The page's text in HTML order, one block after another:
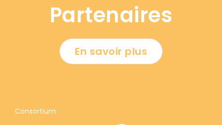
Partenaires
En savoir plus
Consortium :